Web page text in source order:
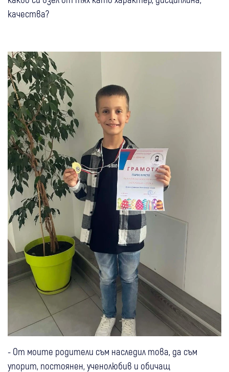
качества?
- От моите родители съм наследил това, да съм
упорит, постоянен, ученолюбив и обичащ